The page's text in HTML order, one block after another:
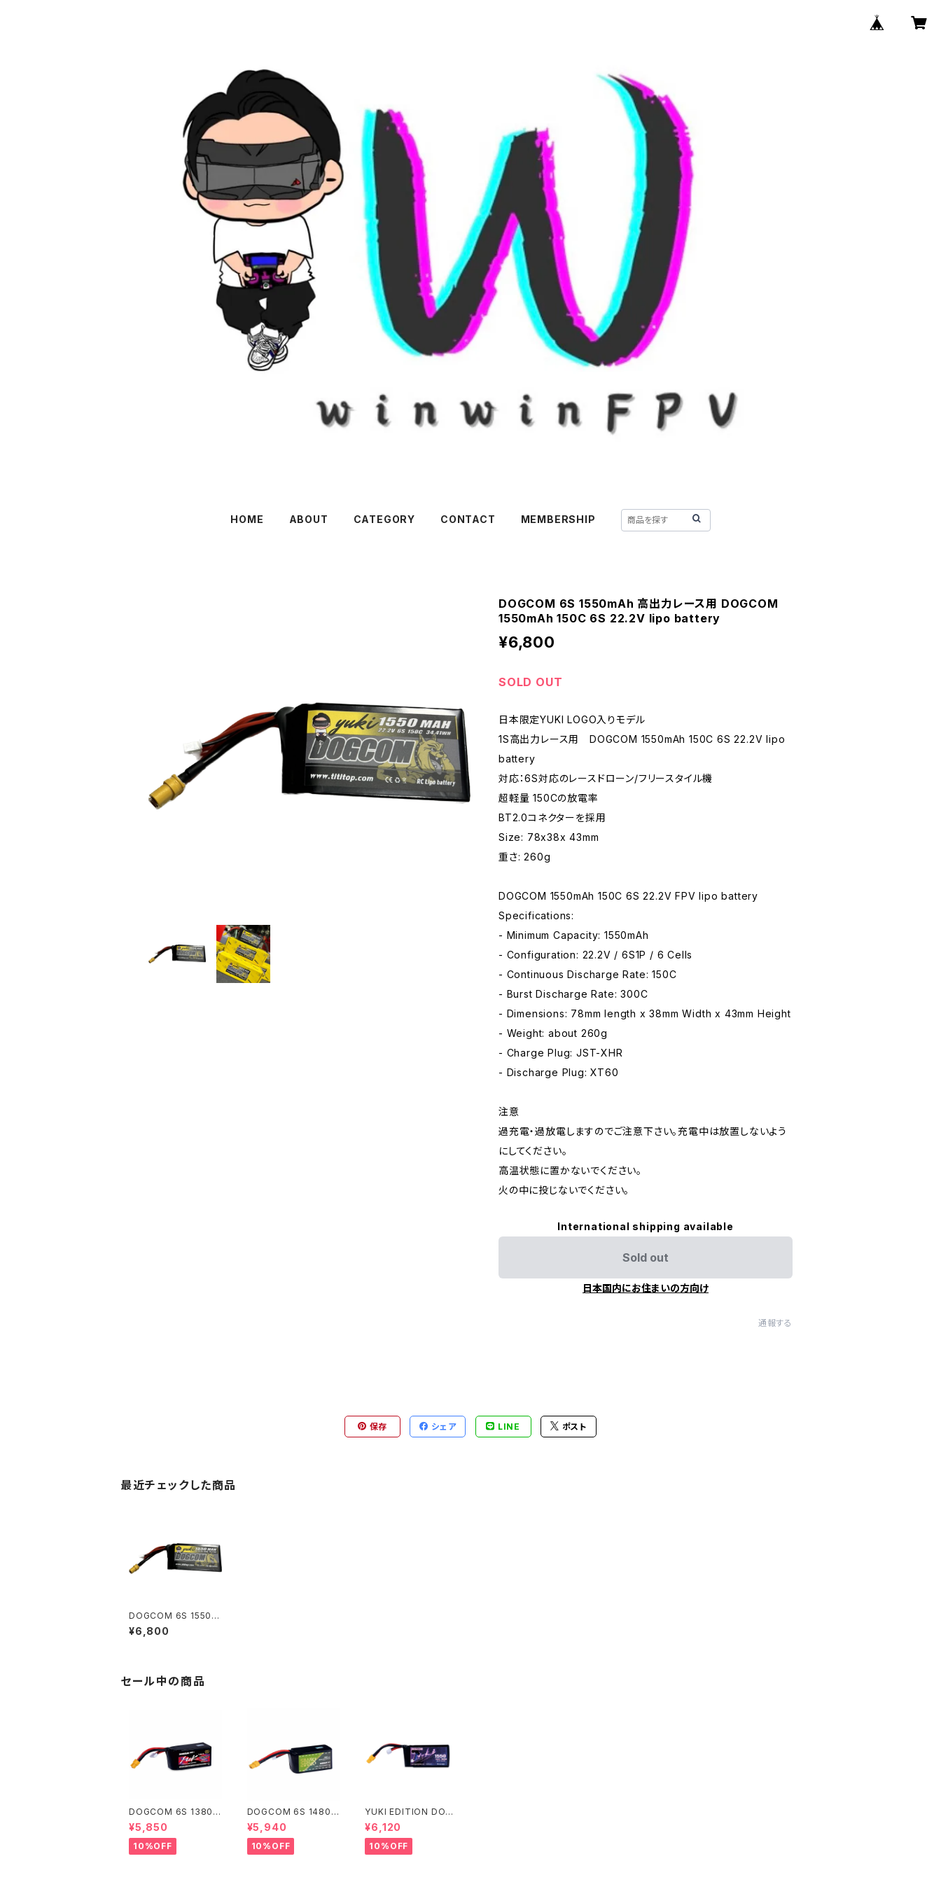
HOME ABOUT CATEGORY CONTACT MEMBERSHIP
DOGCOM 6S 1550mAh 高出力レース用 DOGCOM
1550mAh 150C 6S 22.2V lipo battery
¥6,800
SOLD OUT
日本限定YUKI LOGO入りモデル
1S高出力レース用 DOGCOM 1550mAh 150C 6S 22.2V lipo
battery
対応：6S対応のレースドローン/フリースタイル機
超軽量 150Cの放電率
BT2.0コネクターを採用
Size: 78x38x 43mm
重さ: 260g
DOGCOM 1550mAh 150C 6S 22.2V FPV lipo battery
Specifications:
- Minimum Capacity: 1550mAh
- Configuration: 22.2V / 6S1P / 6 Cells
- Continuous Discharge Rate: 150C
- Burst Discharge Rate: 300C
- Dimensions: 78mm length x 38mm Width x 43mm Height
- Weight: about 260g
- Charge Plug: JST-XHR
- Discharge Plug: XT60
注意
過充電・過放電しますのでご注意下さい。充電中は放置しないよう
にしてください。
高温状態に置かないでください。
火の中に投じないでください。
International shipping available
Sold out
日本国内にお住まいの方向け
通報する
保存 シェア LINE ポスト
最近チェックした商品
DOGCOM 6S 1550m
Ah 高出力レース用 DO
GCOM 1550mAh 150
¥6,800
セール中の商品
DOGCOM 6S 1380m
Ah/V2.0 高出力レース
用 DOGCOM 1380m
Ah 160C 6S 22.2V li
po battery - MCK E
¥5,850
10%OFF
DOGCOM 6S 1480m
Ah 高出力レース用 DO
GCOM 1480mAh 15
0C 6S 22.2V lipo ba
ttery - SBANG EDITI
¥5,940
10%OFF
YUKI EDITION DOG
COM 6S 1550mAh
高出力レース用 DOGC
OM 1550mAh 160C
6S 22.2V lipo batter
¥6,120
10%OFF